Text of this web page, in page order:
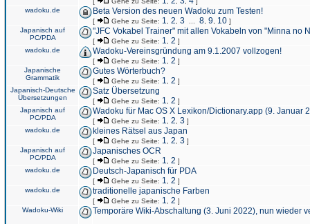
wadoku.de
Beta Version des neuen Wadoku zum Testen!
[ Gehe zu Seite: 1 2 3 8 9 10 ]
Japanisch auf
PC/PDA
"JFC Vokabel Trainer" mit allen Vokabeln von "Minna no
[ Gehe zu Seite: 1 2 ]
wadoku.de
Wadoku-Vereinsgründung am 9.1.2007 vollzogen!
[ Gehe zu Seite: 1 2 ]
Japanische
Grammatik
Gutes Wörterbuch?
[ Gehe zu Seite: 1 2 ]
Japanisch-Deutsche
Übersetzungen
Satz Übersetzung
[ Gehe zu Seite: 1 2 ]
Japanisch auf
PC/PDA
Wadoku für Mac OS X Lexikon/Dictionary.app (9. Januar
[ Gehe zu Seite: 1 2 3 ]
wadoku.de
kleines Rätsel aus Japan
[ Gehe zu Seite: 1 2 3 ]
Japanisch auf
PC/PDA
Japanisches OCR
[ Gehe zu Seite: 1 2 ]
wadoku.de
Deutsch-Japanisch für PDA
[ Gehe zu Seite: 1 2 ]
wadoku.de
traditionelle japanische Farben
[ Gehe zu Seite: 1 2 ]
Wadoku-Wiki
Temporäre Wiki-Abschaltung (3. Juni 2022), nun wieder